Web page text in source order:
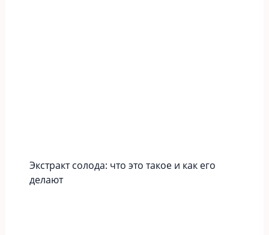
Экстракт солода: что это такое и как его
делают